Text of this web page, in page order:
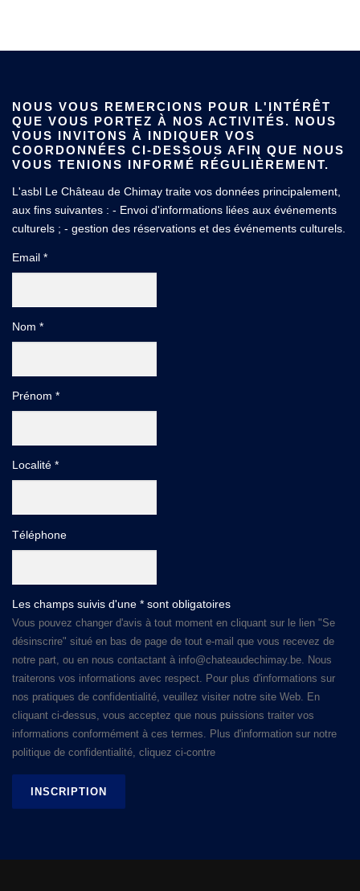
NOUS VOUS REMERCIONS POUR L'INTÉRÊT
QUE VOUS PORTEZ À NOS ACTIVITÉS. NOUS
VOUS INVITONS À INDIQUER VOS
COORDONNÉES CI-DESSOUS AFIN QUE NOUS
VOUS TENIONS INFORMÉ RÉGULIÈREMENT.
L'asbl Le Château de Chimay traite vos données principalement,
aux fins suivantes : - Envoi d'informations liées aux événements
culturels ; - gestion des réservations et des événements culturels.
Email *
Nom *
Prénom *
Localité *
Téléphone
Les champs suivis d'une * sont obligatoires
Vous pouvez changer d'avis à tout moment en cliquant sur le lien "Se
désinscrire" situé en bas de page de tout e-mail que vous recevez de
notre part, ou en nous contactant à info@chateaudechimay.be. Nous
traiterons vos informations avec respect. Pour plus d'informations sur
nos pratiques de confidentialité, veuillez visiter notre site Web. En
cliquant ci-dessus, vous acceptez que nous puissions traiter vos
informations conformément à ces termes. Plus d'information sur notre
politique de confidentialité, cliquez ci-contre